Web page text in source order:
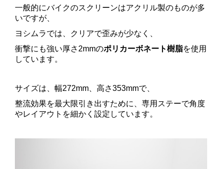
一般的にバイクのスクリーンはアクリル製のものが多
いですが、
ヨシムラでは、クリアで歪みが少なく、
衝撃にも強い厚さ2mmのポリカーボネート樹脂を使用
しています。
サイズは、幅272mm、高さ353mmで、
整流効果を最大限引き出すために、専用ステーで角度
やレイアウトを細かく設定しています。